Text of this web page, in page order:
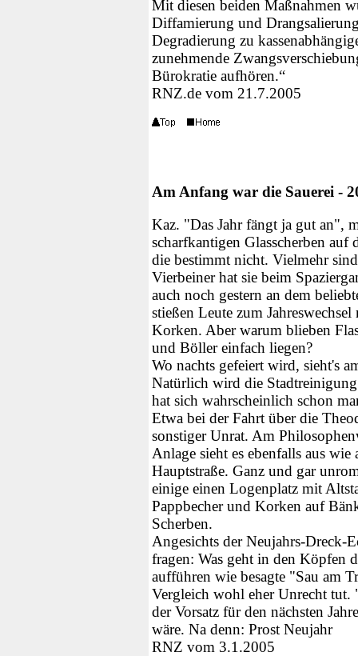
Mit diesen beiden Maßnahmen
Diffamierung und
Degradierung zu
zunehmende
Bürokratie aufhören.“
RNZ.de vom 21.7.2005
Am Anfang war die Sauerei -
Kaz. "Das Jahr fängt ja gut an",
scharfkantigen Glasscherben
die bestimmt nicht. Vielmehr
Vierbeiner hat sie beim
auch noch gestern an dem
stießen Leute zum
Korken. Aber warum blieben
und Böller einfach liegen?
Wo nachts gefeiert wird, sieht's
Natürlich wird die
hat sich wahrscheinlich schon
Etwa bei der Fahrt über die
sonstiger Unrat. Am
Anlage sieht es ebenfalls aus
Hauptstraße. Ganz und gar
einige einen Logenplatz mit
Pappbecher und Korken auf
Scherben.
Angesichts der Neujahrs-Dreck-
fragen: Was geht in den Köpfen
aufführen wie besagte "Sau am
Vergleich wohl eher Unrecht
der Vorsatz für den nächsten
wäre. Na denn: Prost Neujahr
RNZ vom 3.1.2005